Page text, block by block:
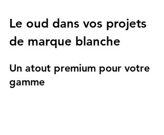
Le oud dans vos projets
de marque blanche
Un atout premium pour votre
gamme